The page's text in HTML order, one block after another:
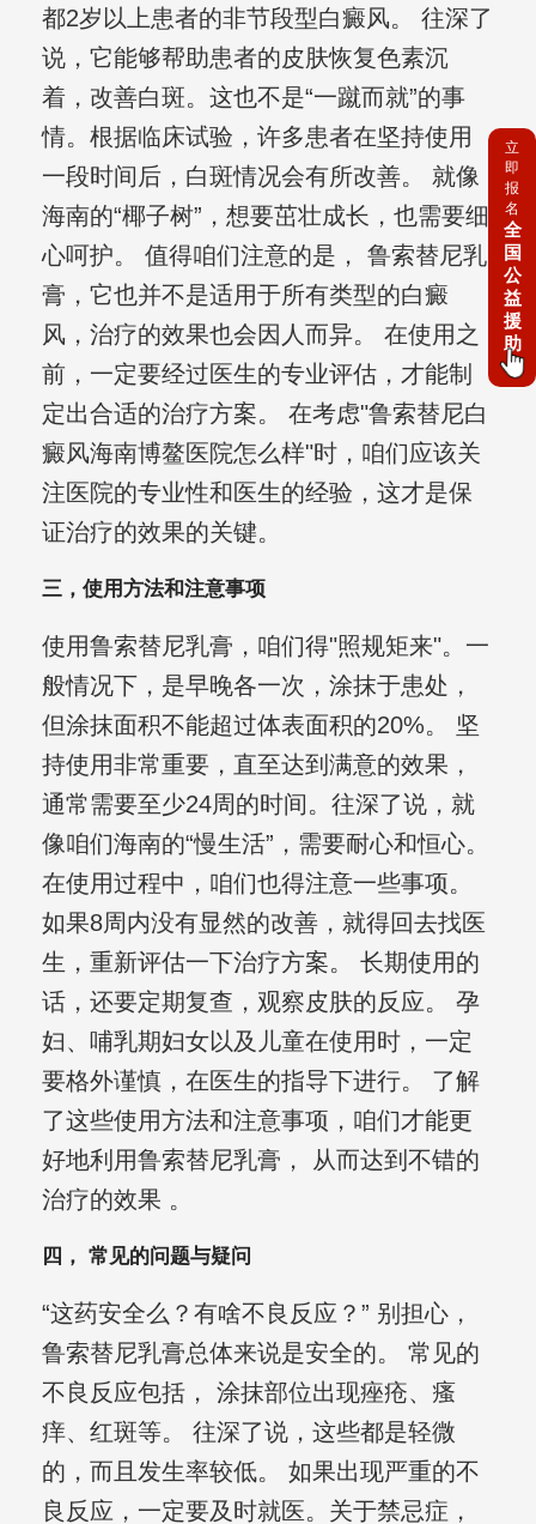
都2岁以上患者的非节段型白癜风。 往深了
说，它能够帮助患者的皮肤恢复色素沉
着，改善白斑。这也不是“一蹴而就”的事
情。根据临床试验，许多患者在坚持使用
一段时间后，白斑情况会有所改善。 就像
海南的“椰子树”，想要茁壮成长，也需要细
心呵护。 值得咱们注意的是， 鲁索替尼乳
膏，它也并不是适用于所有类型的白癜
风，治疗的效果也会因人而异。 在使用之
前，一定要经过医生的专业评估，才能制
定出合适的治疗方案。 在考虑"鲁索替尼白
癜风海南博鳌医院怎么样"时，咱们应该关
注医院的专业性和医生的经验，这才是保
证治疗的效果的关键。
三，使用方法和注意事项
使用鲁索替尼乳膏，咱们得"照规矩来"。一
般情况下，是早晚各一次，涂抹于患处，
但涂抹面积不能超过体表面积的20%。 坚
持使用非常重要，直至达到满意的效果，
通常需要至少24周的时间。往深了说，就
像咱们海南的“慢生活”，需要耐心和恒心。
在使用过程中，咱们也得注意一些事项。
如果8周内没有显然的改善，就得回去找医
生，重新评估一下治疗方案。 长期使用的
话，还要定期复查，观察皮肤的反应。 孕
妇、哺乳期妇女以及儿童在使用时，一定
要格外谨慎，在医生的指导下进行。 了解
了这些使用方法和注意事项，咱们才能更
好地利用鲁索替尼乳膏， 从而达到不错的
治疗的效果 。
四， 常见的问题与疑问
“这药安全么？有啥不良反应？” 别担心，
鲁索替尼乳膏总体来说是安全的。 常见的
不良反应包括， 涂抹部位出现痤疮、瘙
痒、红斑等。 往深了说，这些都是轻微
的，而且发生率较低。 如果出现严重的不
良反应，一定要及时就医。关于禁忌症，
立
即
报
名
全
国
公
益
援
助